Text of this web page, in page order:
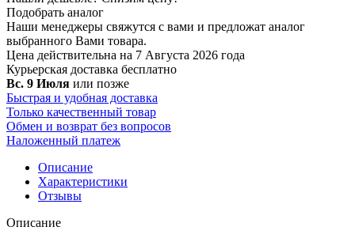
Подобрать аналог
Наши менеджеры свяжутся с вами и предложат аналог
выбранного Вами товара.
Цена действительна на 7 Августа 2026 года
Курьерская доставка бесплатно
Вс. 9 Июля или позже
Быстрая и удобная доставка
Только качественный товар
Обмен и возврат без вопросов
Наложенный платеж
Описание
Характеристики
Отзывы
Описание